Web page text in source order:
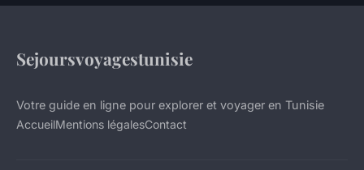
Sejoursvoyagestunisie
Votre guide en ligne pour explorer et voyager en Tunisie
AccueilMentions légalesContact